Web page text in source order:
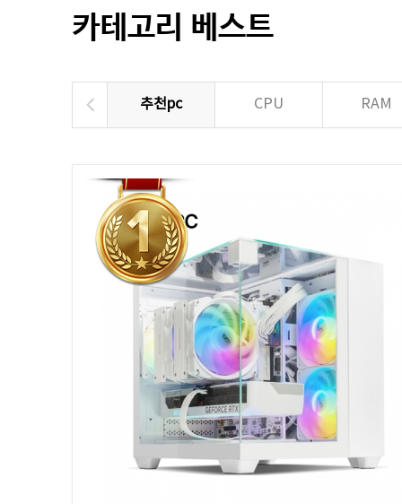
카테고리 베스트
추천pc CPU RAM